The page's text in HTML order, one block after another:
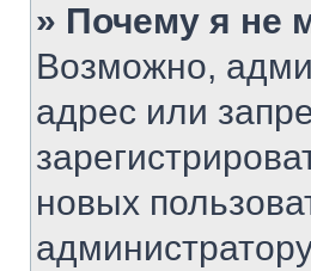
» Почему я не
Возможно,
адрес или
новых